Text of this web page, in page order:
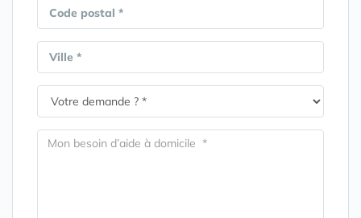
Code postal *
Ville *